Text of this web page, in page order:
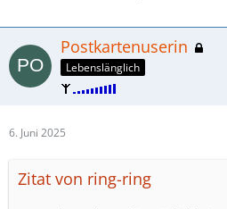
Postkartenuserin
Lebenslänglich
6. Juni 2025
Zitat von ring-ring